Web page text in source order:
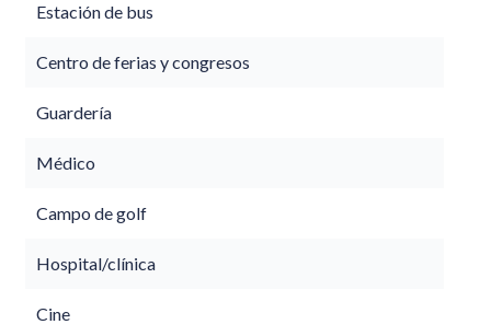
Estación de bus
Centro de ferias y congresos
Guardería
Médico
Campo de golf
Hospital/clínica
Cine